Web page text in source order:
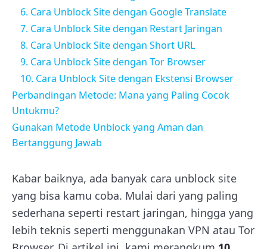
6. Cara Unblock Site dengan Google Translate
7. Cara Unblock Site dengan Restart Jaringan
8. Cara Unblock Site dengan Short URL
9. Cara Unblock Site dengan Tor Browser
10. Cara Unblock Site dengan Ekstensi Browser
Perbandingan Metode: Mana yang Paling Cocok
Untukmu?
Gunakan Metode Unblock yang Aman dan
Bertanggung Jawab
Kabar baiknya, ada banyak cara unblock site
yang bisa kamu coba. Mulai dari yang paling
sederhana seperti restart jaringan, hingga yang
lebih teknis seperti menggunakan VPN atau Tor